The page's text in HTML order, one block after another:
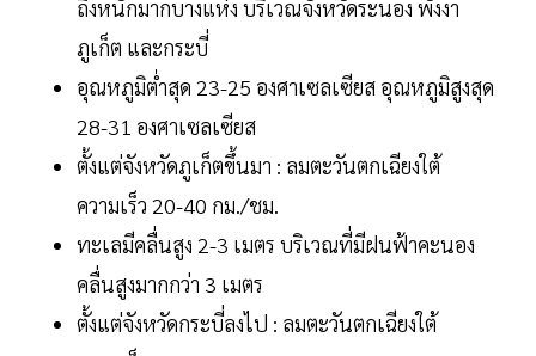
ถึงหนักมากบางแห่ง บริเวณจังหวัดระนอง พังงา
ภูเก็ต และกระบี่
อุณหภูมิต่ำสุด 23-25 องศาเซลเซียส อุณหภูมิสูงสุด
28-31 องศาเซลเซียส
ตั้งแต่จังหวัดภูเก็ตขึ้นมา : ลมตะวันตกเฉียงใต้
ความเร็ว 20-40 กม./ชม.
ทะเลมีคลื่นสูง 2-3 เมตร บริเวณที่มีฝนฟ้าคะนอง
คลื่นสูงมากกว่า 3 เมตร
ตั้งแต่จังหวัดกระบี่ลงไป : ลมตะวันตกเฉียงใต้